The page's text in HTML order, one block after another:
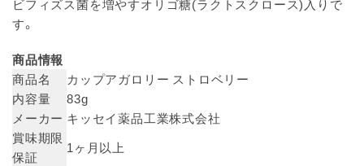
ビフィズス菌を増やすオリゴ糖(ラクトスクロース)入りで
す。
商品情報
商品名
カップアガロリー ストロベリー
内容量
83g
メーカー キッセイ薬品工業株式会社
賞味期限
保証
1ヶ月以上